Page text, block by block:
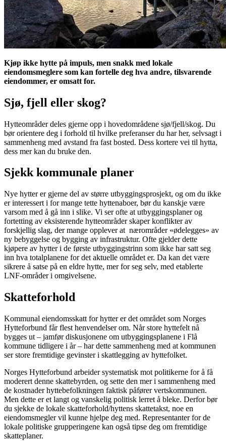
Kjøp ikke hytte på impuls, men snakk med lokale
eiendomsmeglere som kan fortelle deg hva andre, tilsvarende
eiendommer, er omsatt for.
Sjø, fjell eller skog?
Hytteområder deles gjerne opp i hovedområdene sjø/fjell/skog. Du
bør orientere deg i forhold til hvilke preferanser du har her, selvsagt i
sammenheng med avstand fra fast bosted. Dess kortere vei til hytta,
dess mer kan du bruke den.
Sjekk kommunale planer
Nye hytter er gjerne del av større utbyggingsprosjekt, og om du ikke
er interessert i for mange tette hyttenaboer, bør du kanskje være
varsom med å gå inn i slike. Vi ser ofte at utbyggingsplaner og
fortetting av eksisterende hytteområder skaper konflikter av
forskjellig slag, der mange opplever at nærområder «ødelegges» av
ny bebyggelse og bygging av infrastruktur. Ofte gjelder dette
kjøpere av hytter i de første utbyggingstrinn som ikke har satt seg
inn hva totalplanene for det aktuelle området er. Da kan det være
sikrere å satse på en eldre hytte, mer for seg selv, med etablerte
LNF-områder i omgivelsene.
Skatteforhold
Kommunal eiendomsskatt for hytter er det området som Norges
Hytteforbund får flest henvendelser om. Når store hyttefelt nå
bygges ut – jamfør diskusjonene om utbyggingsplanene i Flå
kommune tidligere i år – har dette sammenheng med at kommunen
ser store fremtidige gevinster i skattlegging av hyttefolket.
Norges Hytteforbund arbeider systematisk mot politikerne for å få
moderert denne skattebyrden, og sette den mer i sammenheng med
de kostnader hyttebefolkningen faktisk påfører vertskommunen.
Men dette er et langt og vanskelig politisk lerret å bleke. Derfor bør
du sjekke de lokale skatteforhold/hyttens skattetakst, noe en
eiendomsmegler vil kunne hjelpe deg med. Representanter for de
lokale politiske grupperingene kan også tipse deg om fremtidige
skatteplaner.